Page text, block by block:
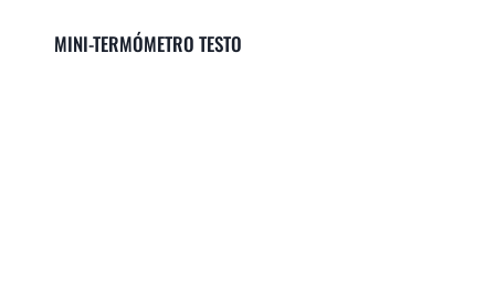
MINI-TERMÓMETRO TESTO